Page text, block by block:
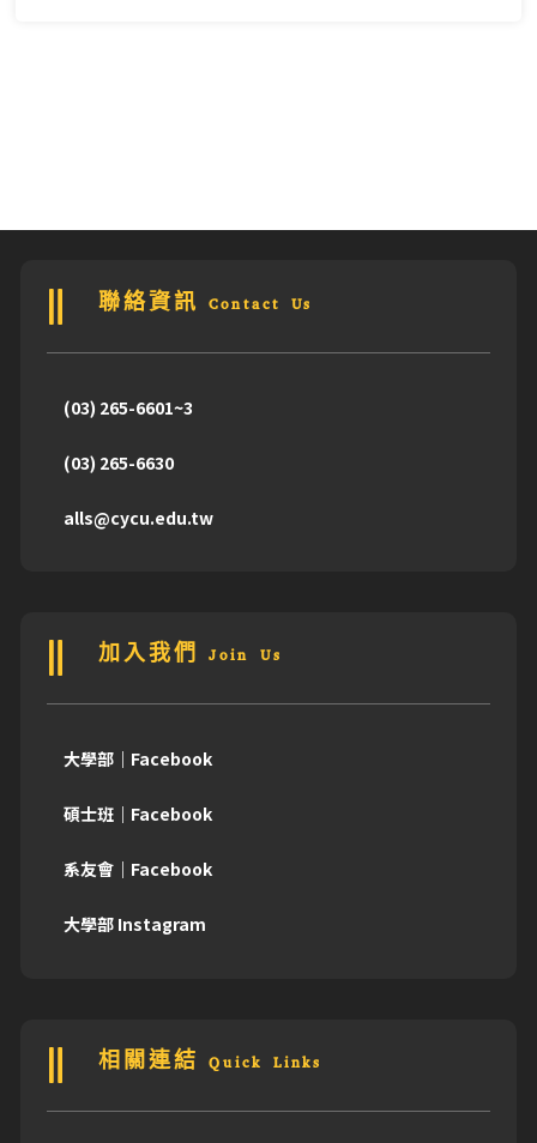
聯絡資訊 Contact Us
(03) 265-6601~3
(03) 265-6630
alls@cycu.edu.tw
加入我們 Join Us
大學部｜Facebook
碩士班｜Facebook
系友會｜Facebook
大學部 Instagram
相關連結 Quick Links